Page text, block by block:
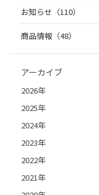
お知らせ（110）
商品情報（48）
アーカイブ
2026年
2025年
2024年
2023年
2022年
2021年